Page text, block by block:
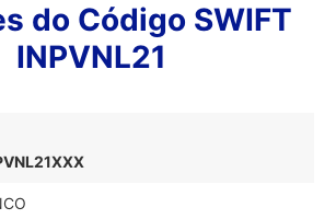
do Código SWIFT
INPVNL21